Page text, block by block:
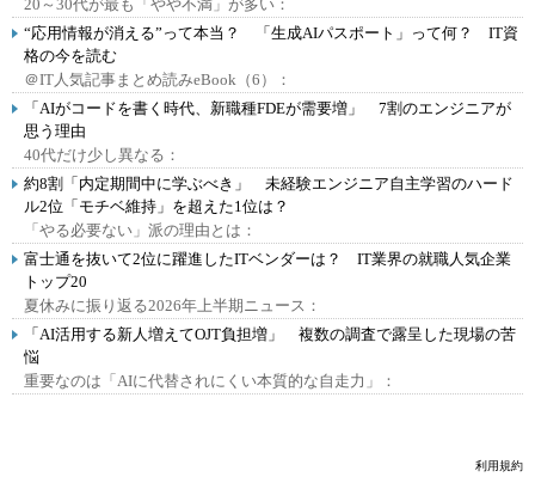
20～30代が最も「やや不満」が多い：
“応用情報が消える”って本当？ 「生成AIパスポート」って何？ IT資
格の今を読む
＠IT人気記事まとめ読みeBook（6）：
「AIがコードを書く時代、新職種FDEが需要増」 7割のエンジニアが
思う理由
40代だけ少し異なる：
約8割「内定期間中に学ぶべき」 未経験エンジニア自主学習のハード
ル2位「モチベ維持」を超えた1位は？
「やる必要ない」派の理由とは：
富士通を抜いて2位に躍進したITベンダーは？ IT業界の就職人気企業
トップ20
夏休みに振り返る2026年上半期ニュース：
「AI活用する新人増えてOJT負担増」 複数の調査で露呈した現場の苦
悩
重要なのは「AIに代替されにくい本質的な自走力」：
利用規約